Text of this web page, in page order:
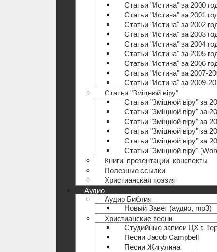
Статьи "Истина" за 2000
Статьи "Истина" за 2001
Статьи "Истина" за 2002
Статьи "Истина" за 2003
Статьи "Истина" за 2004
Статьи "Истина" за 2005
Статьи "Истина" за 2006
Статьи "Истина" за 2007-
Статьи "Истина" за 2009-
Статьи "Зміцнюй віру"
Статьи "Зміцнюй віру" за
Статьи "Зміцнюй віру" за
Статьи "Зміцнюй віру" за
Статьи "Зміцнюй віру" за
Статьи "Зміцнюй віру" за
Статьи "Зміцнюй віру"
Книги, презентации, конспекты
Полезные ccылки
Христианская поэзия
Аудио
Аудио Библия
Новый Завет (аудио, mp3)
Христианские песни
Студийные записи ЦХ г.
Песни Jacob Campbell
Песни Жигулина